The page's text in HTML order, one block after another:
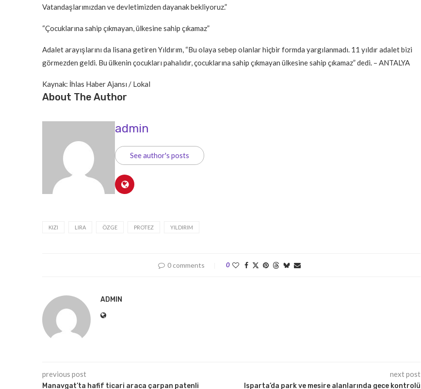
Vatandaşlarımızdan ve devletimizden dayanak bekliyoruz.”
“Çocuklarına sahip çıkmayan, ülkesine sahip çıkamaz”
Adalet arayışlarını da lisana getiren Yıldırım, “Bu olaya sebep olanlar hiçbir formda yargılanmadı. 11 yıldır adalet bizi
görmezden geldi. Bu ülkenin çocukları pahalıdır, çocuklarına sahip çıkmayan ülkesine sahip çıkamaz” dedi. – ANTALYA
Kaynak: İhlas Haber Ajansı / Lokal
About The Author
admin
See author's posts
KIZI LIRA ÖZGE PROTEZ YILDIRIM
0 comments 0
ADMIN
previous post
Manavgat’ta hafif ticari araca çarpan patenli
next post
Isparta’da park ve mesire alanlarında gece kontrolü